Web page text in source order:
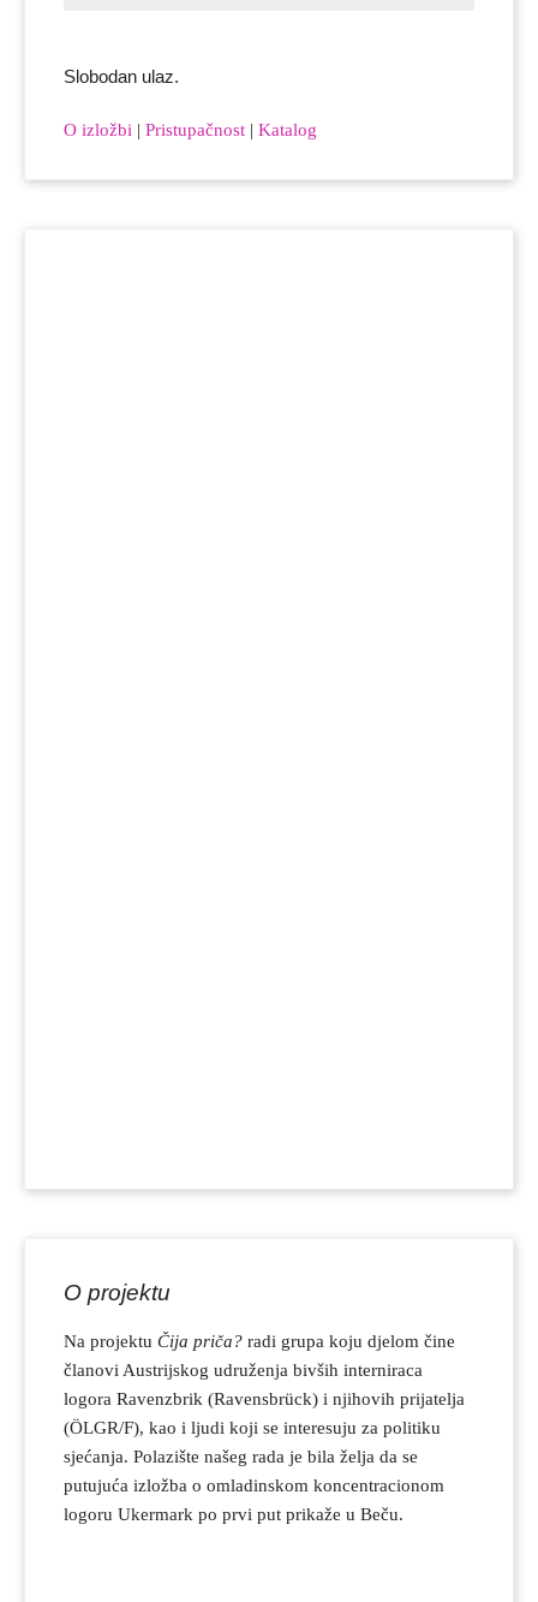
Slobodan ulaz.
O izložbi | Pristupačnost | Katalog
O projektu
Na projektu Čija priča? radi grupa koju djelom čine
članovi Austrijskog udruženja bivših interniraca
logora Ravenzbrik (Ravensbrück) i njihovih prijatelja
(ÖLGR/F), kao i ljudi koji se interesuju za politiku
sjećanja. Polazište našeg rada je bila želja da se
putujuća izložba o omladinskom koncentracionom
logoru Ukermark po prvi put prikaže u Beču.